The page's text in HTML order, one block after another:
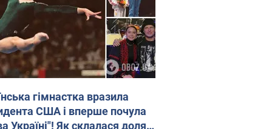
гімнастка вразила
США і вперше почула
Україні"! Як склалася доля